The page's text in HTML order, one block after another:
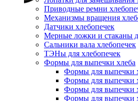
Приводные ремни
Механизмы вращения
Датчики хлебопечек
Мерные ложки и стаканы
Сальники вала хлебопечек
ТЭНы для хлебопечек
Формы для выпечки хлеба
Формы для выпечки
Формы для выпечки
Формы для выпечки
Формы для выпечки